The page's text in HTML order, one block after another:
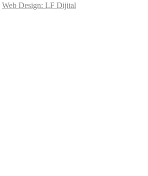
Web Design: LF Dijital